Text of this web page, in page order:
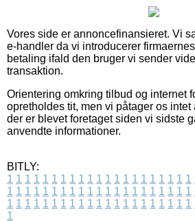
Vores side er annoncefinansieret. Vi
e-handler da vi introducerer
betaling ifald den bruger vi sender
transaktion.
Orientering omkring tilbud og internet
opretholdes tit, men vi påtager os intet
der er blevet foretaget siden vi sidste
anvendte informationer.
BITLY:
1 1 1 1 1 1 1 1 1 1 1 1 1 1 1 1 1 1 1 1 1
1 1 1 1 1 1 1 1 1 1 1 1 1 1 1 1 1 1 1 1 1
1 1 1 1 1 1 1 1 1 1 1 1 1 1 1 1 1 1 1 1 1
1